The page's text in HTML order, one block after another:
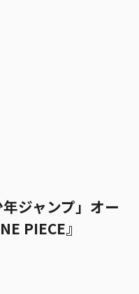
ジャンプ」オー
PIECE』